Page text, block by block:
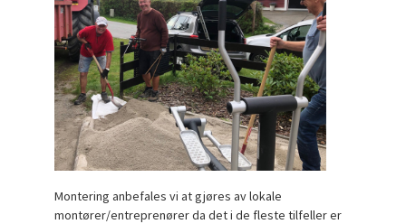
Montering anbefales vi at gjøres av lokale
montører/entreprenører da det i de fleste tilfeller er